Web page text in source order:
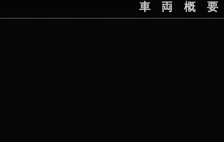
車両概要